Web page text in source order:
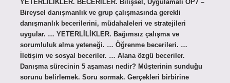
YETERLİLİKLER. BECERİLER. Bilişsel, Uygulamalı OP7 –
Bireysel danışmanlık ve grup çalışmasında gerekli
danışmanlık becerilerini, müdahaleleri ve stratejileri
uygular. … YETERLİLİKLER. Bağımsız çalışma ve
sorumluluk alma yeteneği. … Öğrenme becerileri. …
İletişim ve sosyal beceriler. … Alana özgü beceriler.
Danışma sürecinin 5 aşaması nedir? Müşterinin sunduğu
sorunu belirlemek. Soru sormak. Gerçekleri birbirine